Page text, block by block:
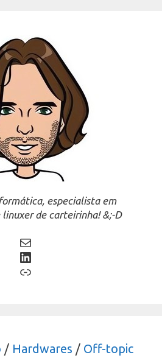
especialista em
de carteirinha! &;-D
Mail
LinkedIn
Link
/ Hardwares / Off-topic